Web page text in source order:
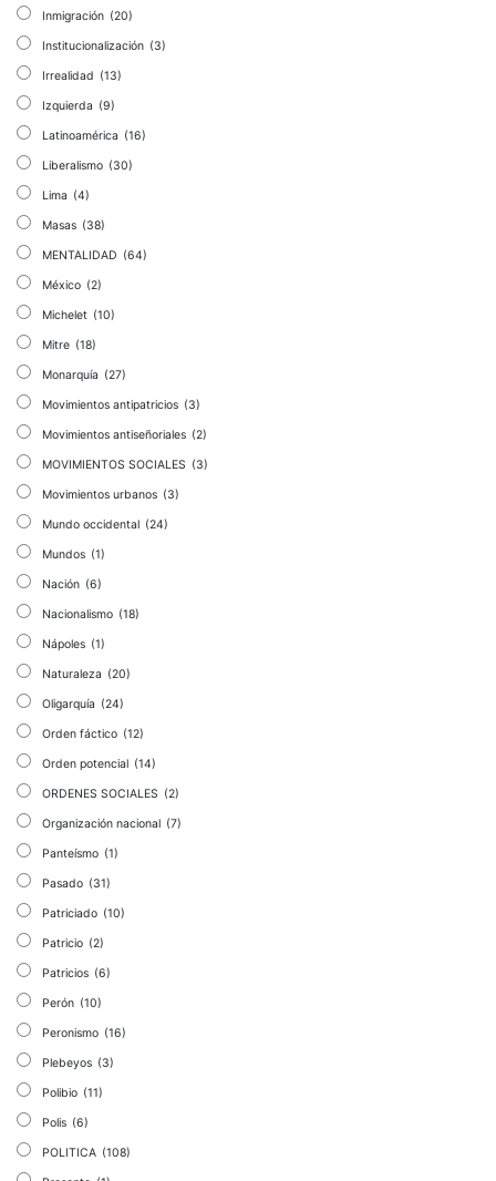
Inmigración (20)
Institucionalización (3)
Irrealidad (13)
Izquierda (9)
Latinoamérica (16)
Liberalismo (30)
Lima (4)
Masas (38)
MENTALIDAD (64)
México (2)
Michelet (10)
Mitre (18)
Monarquía (27)
Movimientos antipatricios (3)
Movimientos antiseñoriales (2)
MOVIMIENTOS SOCIALES (3)
Movimientos urbanos (3)
Mundo occidental (24)
Mundos (1)
Nación (6)
Nacionalismo (18)
Nápoles (1)
Naturaleza (20)
Oligarquía (24)
Orden fáctico (12)
Orden potencial (14)
ORDENES SOCIALES (2)
Organización nacional (7)
Panteísmo (1)
Pasado (31)
Patriciado (10)
Patricio (2)
Patricios (6)
Perón (10)
Peronismo (16)
Plebeyos (3)
Polibio (11)
Polis (6)
POLITICA (108)